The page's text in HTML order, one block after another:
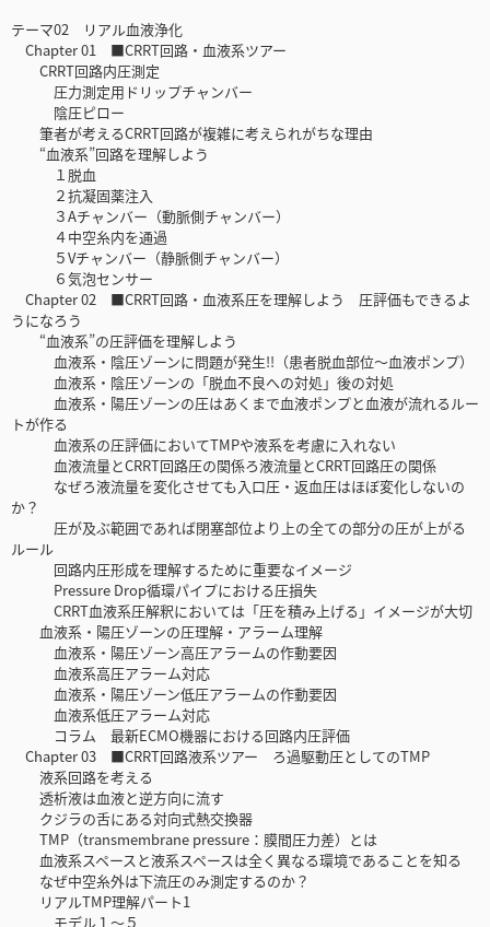
テーマ02 リアル血液浄化
Chapter 01 ■CRRT回路・血液系ツアー
CRRT回路内圧測定
圧力測定用ドリップチャンバー
陰圧ピロー
筆者が考えるCRRT回路が複雑に考えられがちな理由
“血液系”回路を理解しよう
１脱血
２抗凝固薬注入
３Aチャンバー（動脈側チャンバー）
４中空糸内を通過
５Vチャンバー（静脈側チャンバー）
６気泡センサー
Chapter 02 ■CRRT回路・血液系圧を理解しよう 圧評価もできるよ
うになろう
“血液系”の圧評価を理解しよう
血液系・陰圧ゾーンに問題が発生!!（患者脱血部位〜血液ポンプ）
血液系・陰圧ゾーンの「脱血不良への対処」後の対処
血液系・陽圧ゾーンの圧はあくまで血液ポンプと血液が流れるルー
トが作る
血液系の圧評価においてTMPや液系を考慮に入れない
血液流量とCRRT回路圧の関係ろ液流量とCRRT回路圧の関係
なぜろ液流量を変化させても入口圧・返血圧はほぼ変化しないの
か？
圧が及ぶ範囲であれば閉塞部位より上の全ての部分の圧が上がる
ルール
回路内圧形成を理解するために重要なイメージ
Pressure Drop循環パイプにおける圧損失
CRRT血液系圧解釈においては「圧を積み上げる」イメージが大切
血液系・陽圧ゾーンの圧理解・アラーム理解
血液系・陽圧ゾーン高圧アラームの作動要因
血液系高圧アラーム対応
血液系・陽圧ゾーン低圧アラームの作動要因
血液系低圧アラーム対応
コラム 最新ECMO機器における回路内圧評価
Chapter 03 ■CRRT回路液系ツアー ろ過駆動圧としてのTMP
液系回路を考える
透析液は血液と逆方向に流す
クジラの舌にある対向式熱交換器
TMP（transmembrane pressure：膜間圧力差）とは
血液系スペースと液系スペースは全く異なる環境であることを知る
なぜ中空糸外は下流圧のみ測定するのか？
リアルTMP理解パート1
モデル１〜５